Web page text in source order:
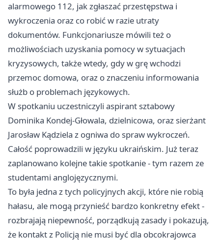
alarmowego 112, jak zgłaszać przestępstwa i
wykroczenia oraz co robić w razie utraty
dokumentów. Funkcjonariusze mówili też o
możliwościach uzyskania pomocy w sytuacjach
kryzysowych, także wtedy, gdy w grę wchodzi
przemoc domowa, oraz o znaczeniu informowania
służb o problemach językowych.
W spotkaniu uczestniczyli aspirant sztabowy
Dominika Kondej-Głowala, dzielnicowa, oraz sierżant
Jarosław Kądziela z ogniwa do spraw wykroczeń.
Całość poprowadzili w języku ukraińskim. Już teraz
zaplanowano kolejne takie spotkanie - tym razem ze
studentami anglojęzycznymi.
To była jedna z tych policyjnych akcji, które nie robią
hałasu, ale mogą przynieść bardzo konkretny efekt -
rozbrajają niepewność, porządkują zasady i pokazują,
że kontakt z Policją nie musi być dla obcokrajowca